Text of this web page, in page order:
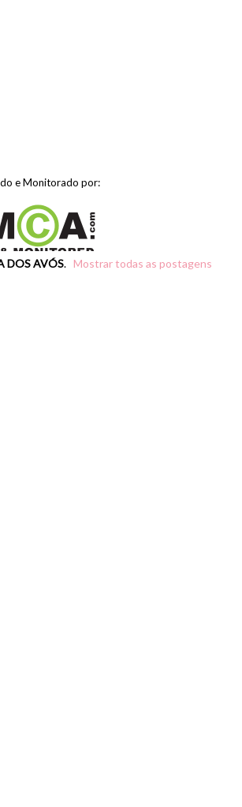
e Monitorado por:
DOS AVÓS. Mostrar todas as postagens